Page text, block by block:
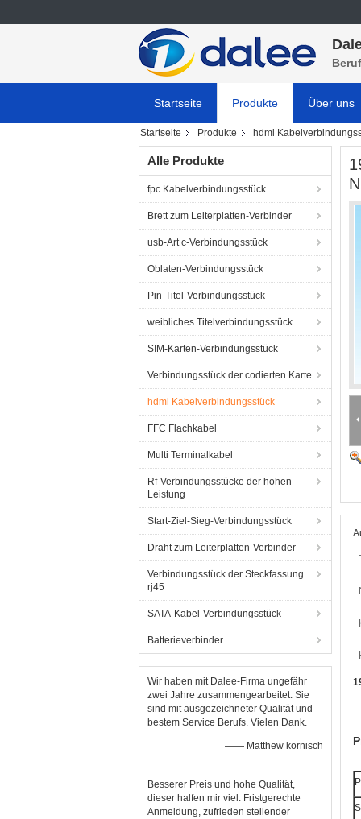
Startseite Produkte Über uns
Startseite Produkte hdmi
Alle Produkte
fpc Kabelverbindungsstück
Brett zum Leiterplatten-Verbinder
usb-Art c-Verbindungsstück
Oblaten-Verbindungsstück
Pin-Titel-Verbindungsstück
weibliches Titelverbindungsstück
SIM-Karten-Verbindungsstück
Verbindungsstück der codierten Karte
hdmi Kabelverbindungsstück
FFC Flachkabel
Multi Terminalkabel
Rf-Verbindungsstücke der hohen
Leistung
Start-Ziel-Sieg-Verbindungsstück
Draht zum Leiterplatten-Verbinder
Verbindungsstück der Steckfassung
rj45
SATA-Kabel-Verbindungsstück
Batterieverbinder
Wir haben mit Dalee-Firma ungefähr
zwei Jahre zusammengearbeitet. Sie
sind mit ausgezeichneter Qualität und
bestem Service Berufs. Vielen Dank.
—— Matthew kornisch
Besserer Preis und hohe Qualität,
dieser halfen mir viel. Fristgerechte
Anmeldung, zufrieden stellender